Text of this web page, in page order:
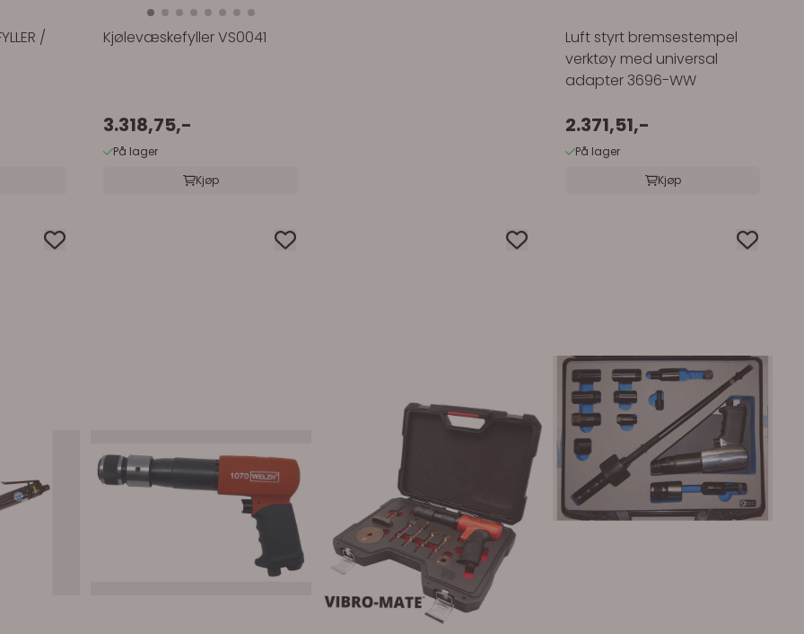
/ Kjølevæskefyller VS0041
3.318,75,-
På lager
Kjøp
Luft styrt bremsestempel
verktøy med universal
adapter 3696-WW
2.371,51,-
På lager
Kjøp